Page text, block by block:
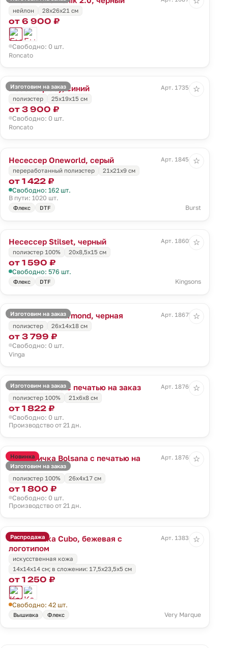
нейлон
28x26x21 см
от 6 900 ₽
Свободно: 0 шт.
Roncato
Изготовим на заказ
Несессер Joy, синий
Арт. 17358.40
полиэстер
25x19x15 см
от 3 900 ₽
Свободно: 0 шт.
Roncato
☆
Несессер Oneworld, серый
Арт. 18454.10
переработанный полиэстер
21х21х9 см
от 1 422 ₽
Свободно: 162 шт.
В пути: 1020 шт.
Флекс DTF Burst
☆
Несессер Stilset, черный
Арт. 18603.30
полиэстер 100%
20x8,5x15 см
от 1 590 ₽
Свободно: 576 шт.
Флекс DTF Kingsons
☆
Изготовим на заказ
Косметичка Bermond, черная
Арт. 18675.30
полиэстер
26x14x18 см
от 3 799 ₽
Свободно: 0 шт.
Vinga
☆
Изготовим на заказ
Пенал Bolsana с печатью на заказ
Арт. 18766.00
полиэстер 100%
21х6х8 см
от 1 822 ₽
Свободно: 0 шт.
Производство от 21 дн.
☆
Новинка
Изготовим на заказ
Косметичка Bolsana с печатью на
заказ
Арт. 18768.00
полиэстер 100% 26х4х17 см
от 1 800 ₽
Свободно: 0 шт.
Производство от 21 дн.
☆
Распродажа
Косметичка Cubo, бежевая с
логотипом
Арт. 13834.06
искусственная кожа
14x14x14 см; в сложении: 17,5x23,5x5 см
от 1 250 ₽
Свободно: 42 шт.
Вышивка Флекс Very Marque
☆